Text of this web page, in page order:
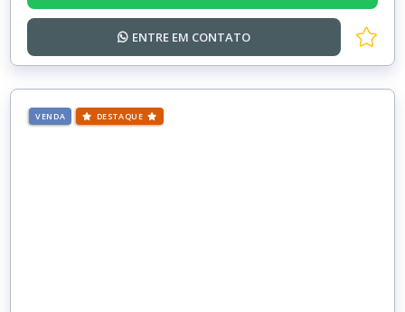
ENTRE EM CONTATO
VENDA DESTAQUE